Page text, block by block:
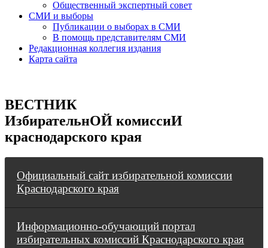
Общественный экспертный совет
СМИ и выборы
Публикации о выборах в СМИ
В помощь представителям СМИ
Редакционная коллегия издания
Карта сайта
ВЕСТНИК
ИзбирательнОЙ комиссиИ
краснодарского края
Официальный сайт избирательной комиссии
Краснодарского края
Информационно-обучающий портал
избирательных комиссий Краснодарского края